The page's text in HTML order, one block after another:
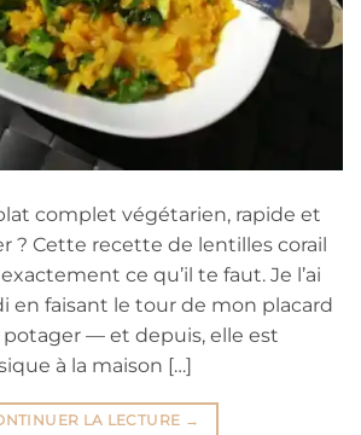
complet végétarien, rapide et
? Cette recette de lentilles corail
ce qu’il te faut. Je l’ai
en faisant le tour de mon placard
potager — et depuis, elle est
à la maison […]
LA LECTURE →